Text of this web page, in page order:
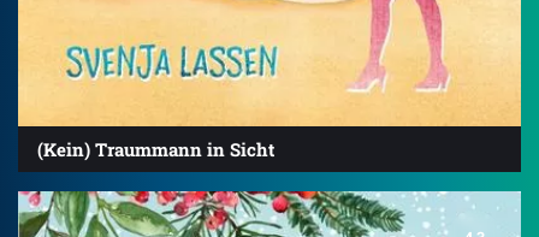
(Kein) Traummann in Sicht